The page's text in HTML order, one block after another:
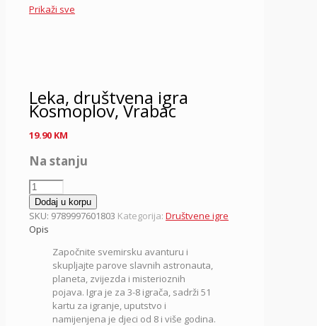
Prikaži sve
Leka, društvena igra
Kosmoplov, Vrabac
19.90 KM
Na stanju
Leka,
društvena
igra
Kosmoplov,
Vrabac
količina
Dodaj u korpu
SKU: 9789997601803 Kategorija: Društvene igre
Opis
Započnite svemirsku avanturu i
skupljajte parove slavnih astronauta,
planeta, zvijezda i misterioznih
pojava. Igra je za 3-8 igrača, sadrži 51
kartu za igranje, uputstvo i
namijenjena je djeci od 8 i više godina.